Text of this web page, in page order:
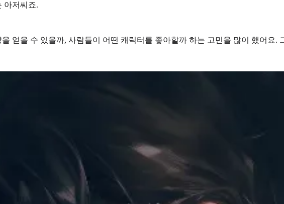
아저씨죠.
얻을 수 있을까, 사람들이 어떤 캐릭터를 좋아할까 하는 고민을 많이 했어요.